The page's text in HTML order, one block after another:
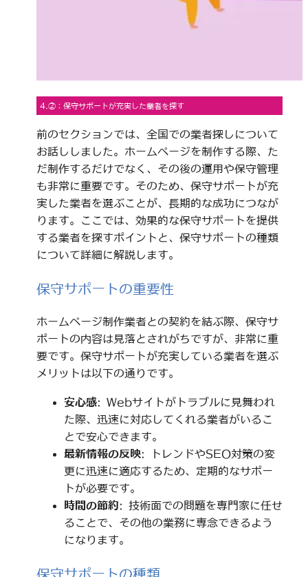
4.②：保守サポートが充実した業者を探す
前のセクションでは、全国での業者探しについて
お話ししました。ホームページを制作する際、た
だ制作するだけでなく、その後の運用や保守管理
も非常に重要です。そのため、保守サポートが充
実した業者を選ぶことが、長期的な成功につなが
ります。ここでは、効果的な保守サポートを提供
する業者を探すポイントと、保守サポートの種類
について詳細に解説します。
保守サポートの重要性
ホームページ制作業者との契約を結ぶ際、保守サ
ポートの内容は見落とされがちですが、非常に重
要です。保守サポートが充実している業者を選ぶ
メリットは以下の通りです。
安心感: Webサイトがトラブルに見舞われ
た際、迅速に対応してくれる業者がいるこ
とで安心できます。
最新情報の反映: トレンドやSEO対策の変
更に迅速に適応するため、定期的なサポー
トが必要です。
時間の節約: 技術面での問題を専門家に任せ
ることで、その他の業務に専念できるよう
になります。
保守サポートの種類